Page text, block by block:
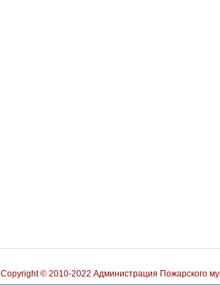
Copyright © 2010-2022 Администрация Пожарского